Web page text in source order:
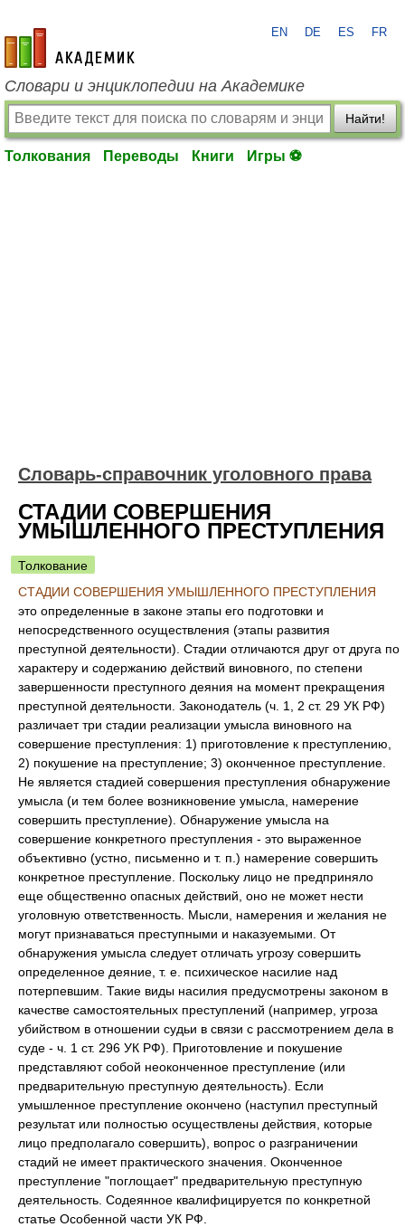
academic.ru
EN DE ES FR
Словари и энциклопедии на Академике
Найти!
Толкования Переводы Книги Игры ⚽
Словарь-справочник уголовного права
СТАДИИ СОВЕРШЕНИЯ
УМЫШЛЕННОГО ПРЕСТУПЛЕНИЯ
Толкование
СТАДИИ СОВЕРШЕНИЯ УМЫШЛЕННОГО ПРЕСТУПЛЕНИЯ
это определенные в законе этапы его подготовки и
непосредственного осуществления (этапы развития
преступной деятельности). Стадии отличаются друг от друга по
характеру и содержанию действий виновного, по степени
завершенности преступного деяния на момент прекращения
преступной деятельности. Законодатель (ч. 1, 2 ст. 29 УК РФ)
различает три стадии реализации умысла виновного на
совершение преступления: 1) приготовление к преступлению,
2) покушение на преступление; 3) оконченное преступление.
Не является стадией совершения преступления обнаружение
умысла (и тем более возникновение умысла, намерение
совершить преступление). Обнаружение умысла на
совершение конкретного преступления - это выраженное
объективно (устно, письменно и т. п.) намерение совершить
конкретное преступление. Поскольку лицо не предприняло
еще общественно опасных действий, оно не может нести
уголовную ответственность. Мысли, намерения и желания не
могут признаваться преступными и наказуемыми. От
обнаружения умысла следует отличать угрозу совершить
определенное деяние, т. е. психическое насилие над
потерпевшим. Такие виды насилия предусмотрены законом в
качестве самостоятельных преступлений (например, угроза
убийством в отношении судьи в связи с рассмотрением дела в
суде - ч. 1 ст. 296 УК РФ). Приготовление и покушение
представляют собой неоконченное преступление (или
предварительную преступную деятельность). Если
умышленное преступление окончено (наступил преступный
результат или полностью осуществлены действия, которые
лицо предполагало совершить), вопрос о разграничении
стадий не имеет практического значения. Оконченное
преступление "поглощает" предварительную преступную
деятельность. Содеянное квалифицируется по конкретной
статье Особенной части УК РФ.